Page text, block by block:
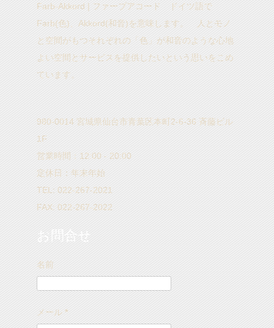
Farb-Akkord | ファーブアコード ドイツ語で
Farb(色)、Akkord(和音)を意味します。 人とモノ
と空間がもつそれぞれの「色」が和音のような心地
よい空間とサービスを提供したいという思いをこめ
ています。
980-0014 宮城県仙台市青葉区本町2-6-36 斉藤ビル
1F
営業時間：12:00 - 20:00
定休日：年末年始
TEL: 022-267-2021
FAX: 022-267-2022
お問合せ
名前
メール*